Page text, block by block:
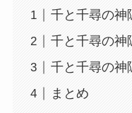
千と千尋の神
千と千尋の神
千と千尋の神
まとめ